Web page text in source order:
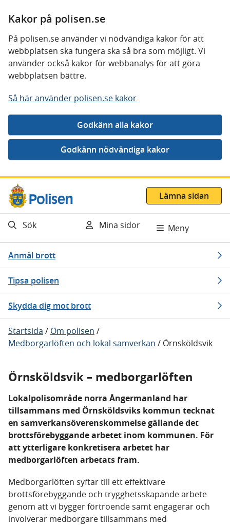
Kakor på polisen.se
På polisen.se använder vi nödvändiga kakor för att
webbplatsen ska fungera ska så bra som möjligt. Vi
använder också kakor för webbanalys för att göra
webbplatsen bättre.
Så här använder polisen.se kakor
Gå direkt till innehåll
Lämna sidan
Sök Mina sidor Meny
Anmäl brott
Tipsa polisen
Skydda dig mot brott
Startsida / Om polisen /
Medborgarlöften och lokal samverkan / Örnsköldsvik
Örnsköldsvik – medborgarlöften
Lokalpolisområde norra Ångermanland har
tillsammans med Örnsköldsviks kommun tecknat
en samverkansöverenskommelse gällande det
brottsförebyggande arbetet inom kommunen. För
att ytterligare konkretisera arbetet har
medborgarlöften arbetats fram.
Medborgarlöften syftar till ett effektivare
brottsförebyggande och trygghetsskapande arbete
genom att vi bygger förtroende samt engagerar och
involverar medborgare tillsammans med